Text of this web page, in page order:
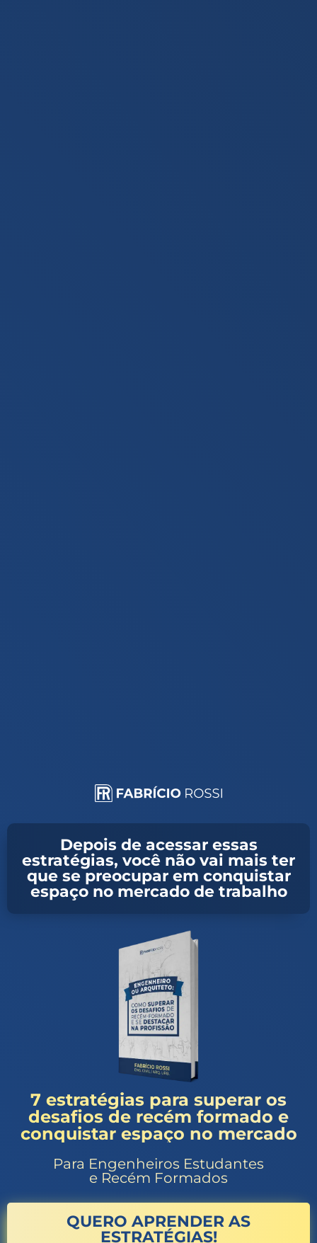
Depois de acessar essas
estratégias, você não vai mais ter
que se preocupar em conquistar
espaço no mercado de trabalho
7 estratégias para superar os
desafios de recém formado e
conquistar espaço no mercado
Para Engenheiros Estudantes
e Recém Formados
QUERO APRENDER AS
ESTRATÉGIAS!